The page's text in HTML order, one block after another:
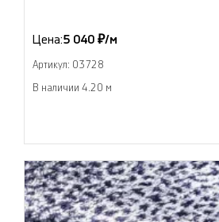
Цена:5 040 ₽/м
Артикул: 03728
В наличии 4.20 м